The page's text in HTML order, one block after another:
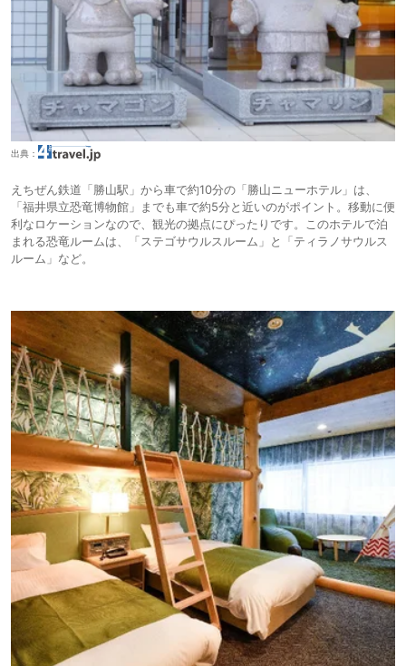
出典：
えちぜん鉄道「勝山駅」から車で約10分の「勝山ニューホテル」は、
「福井県立恐竜博物館」までも車で約5分と近いのがポイント。移動に便
利なロケーションなので、観光の拠点にぴったりです。このホテルで泊
まれる恐竜ルームは、「ステゴサウルスルーム」と「ティラノサウルス
ルーム」など。